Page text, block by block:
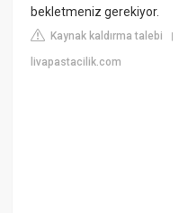
bekletmeniz gerekiyor.
Kaynak kaldırma talebi
livapastacilik.com